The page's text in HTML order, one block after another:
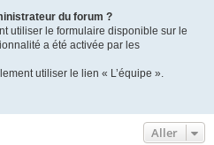
du forum ?
utiliser le formulaire disponible sur le
a été activée par les
utiliser le lien « L’équipe ».
Aller